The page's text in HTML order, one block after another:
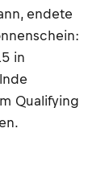
endete
in
Qualifying